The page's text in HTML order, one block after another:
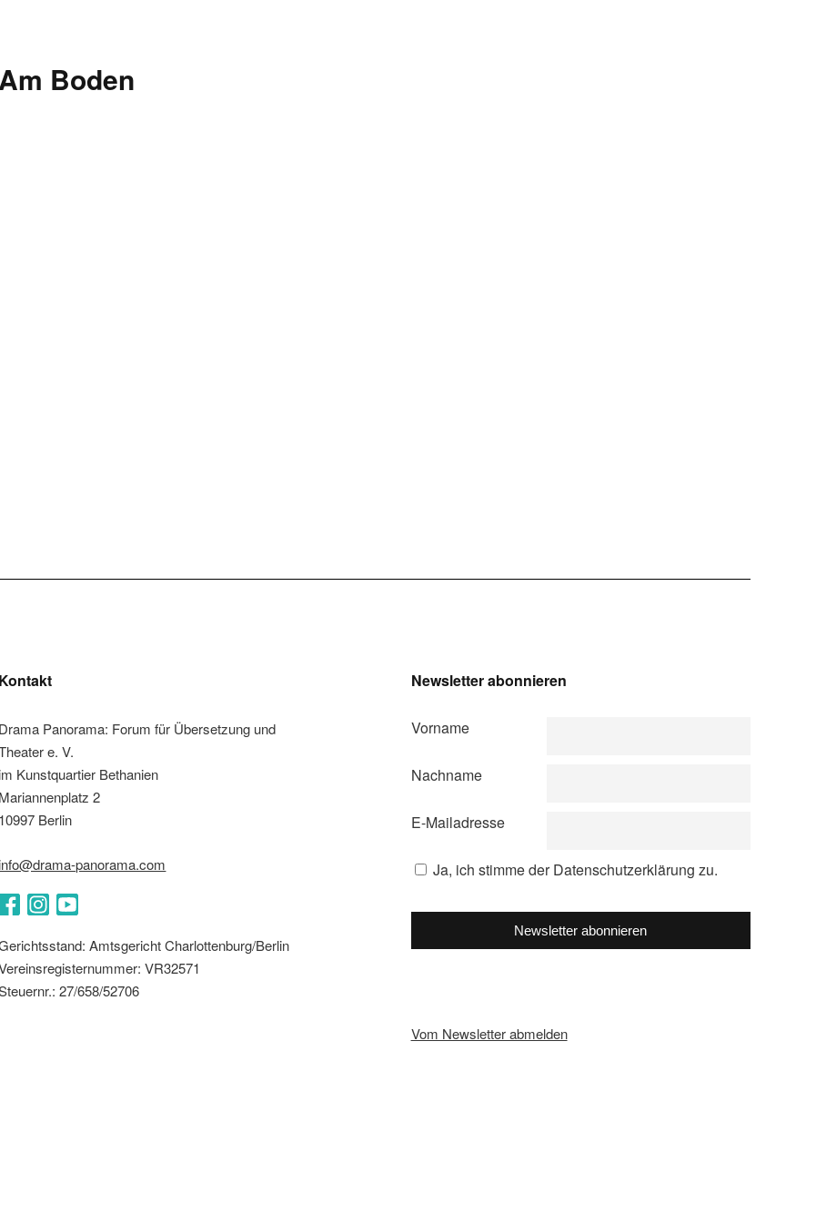
Am Boden
Kontakt
Drama Panorama: Forum für Übersetzung und
e. V.
im Kunstquartier Bethanien
Mariannenplatz 2
10997 Berlin
info@drama-panorama.com
Amtsgericht Charlottenburg/Berlin
VR32571
27/658/52706
Newsletter abonnieren
Vorname
Nachname
E-Mailadresse
Ja, ich stimme der Datenschutzerklärung zu.
Newsletter abonnieren
Vom Newsletter abmelden